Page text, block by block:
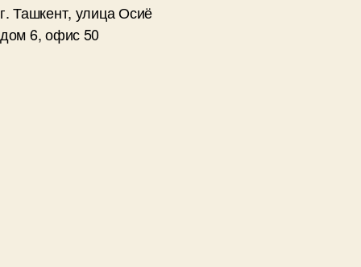
г. Ташкент, улица Осиё
дом 6, офис 50